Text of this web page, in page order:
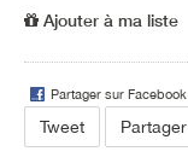
Ajouter à ma liste
Partager sur Facebook
Tweet Partager